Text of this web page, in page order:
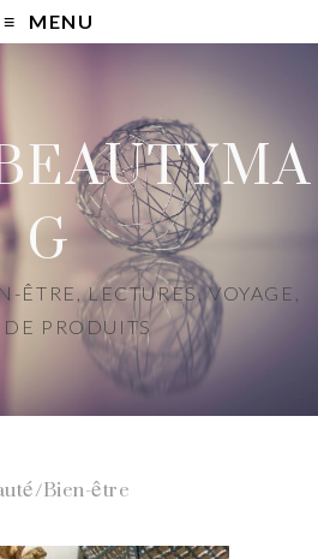
MENU
G
ÊTRE, LECTURES, VOYAGE,
DE PRODUITS
Bien-être